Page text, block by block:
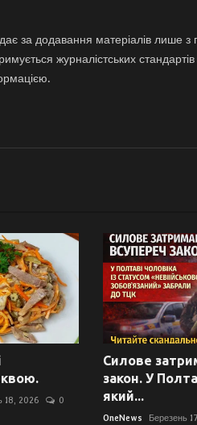
за додавання матеріалів лише з
журналістських стандартів
18, 2026 0
Силове
закон. У
який...
OneNews Березень